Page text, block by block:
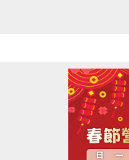
請於115年2/5日後
◆ 需本人親自前來領
◆ 不可委託他人代領
持續運動不僅讓身體
還能感受滿滿的鼓勵